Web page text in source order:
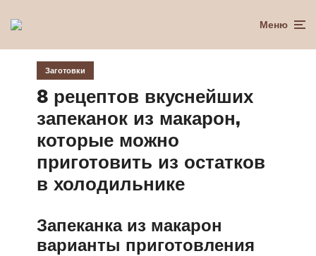
Меню
Заготовки
8 рецептов вкуснейших
запеканок из макарон,
которые можно
приготовить из остатков
в холодильнике
Запеканка из макарон
варианты приготовления